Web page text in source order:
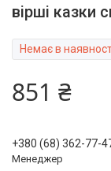
вірші казки
Немає в
851 ₴
+380 (68) 362-77-
Менеджер